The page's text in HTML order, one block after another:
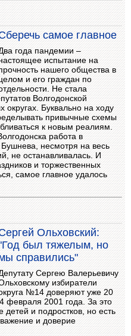
самое главное
года пандемии –
испытание на
нашего общества в
и его граждан по
Не стала
Волгодонской
округах. Буквально на ходу
привычные схемы
к новым реалиям.
работа в
несмотря на весь
не останавливалась. И
и торжественных
самое главное удалось
Ольховский:
был тяжелым, но
справились"
Сергею Валерьевичу
избиратели
№14 доверяют уже 20
февраля 2001 года. За это
и подростков, но есть
и доверие